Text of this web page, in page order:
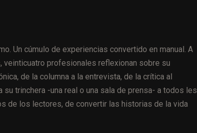
Un cúmulo de experiencias convertido en manual. A
veinticuatro profesionales reflexionan sobre su
de la columna a la entrevista, de la crítica al
trinchera -una real o una sala de prensa- a todos les
de los lectores, de convertir las historias de la vida